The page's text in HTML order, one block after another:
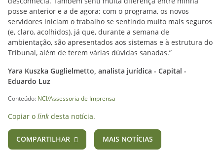
posse anterior e a de agora: com o programa, os novos
servidores iniciam o trabalho se sentindo muito mais seguros
(e, claro, acolhidos), já que, durante a semana de
ambientação, são apresentados aos sistemas e à estrutura do
Tribunal, além de terem várias dúvidas sanadas.”
Yara Kuszka Guglielmetto, analista jurídica - Capital -
Eduardo Luz
Conteúdo: NCI/Assessoria de Imprensa
Copiar o link desta notícia.
COMPARTILHAR MAIS NOTÍCIAS